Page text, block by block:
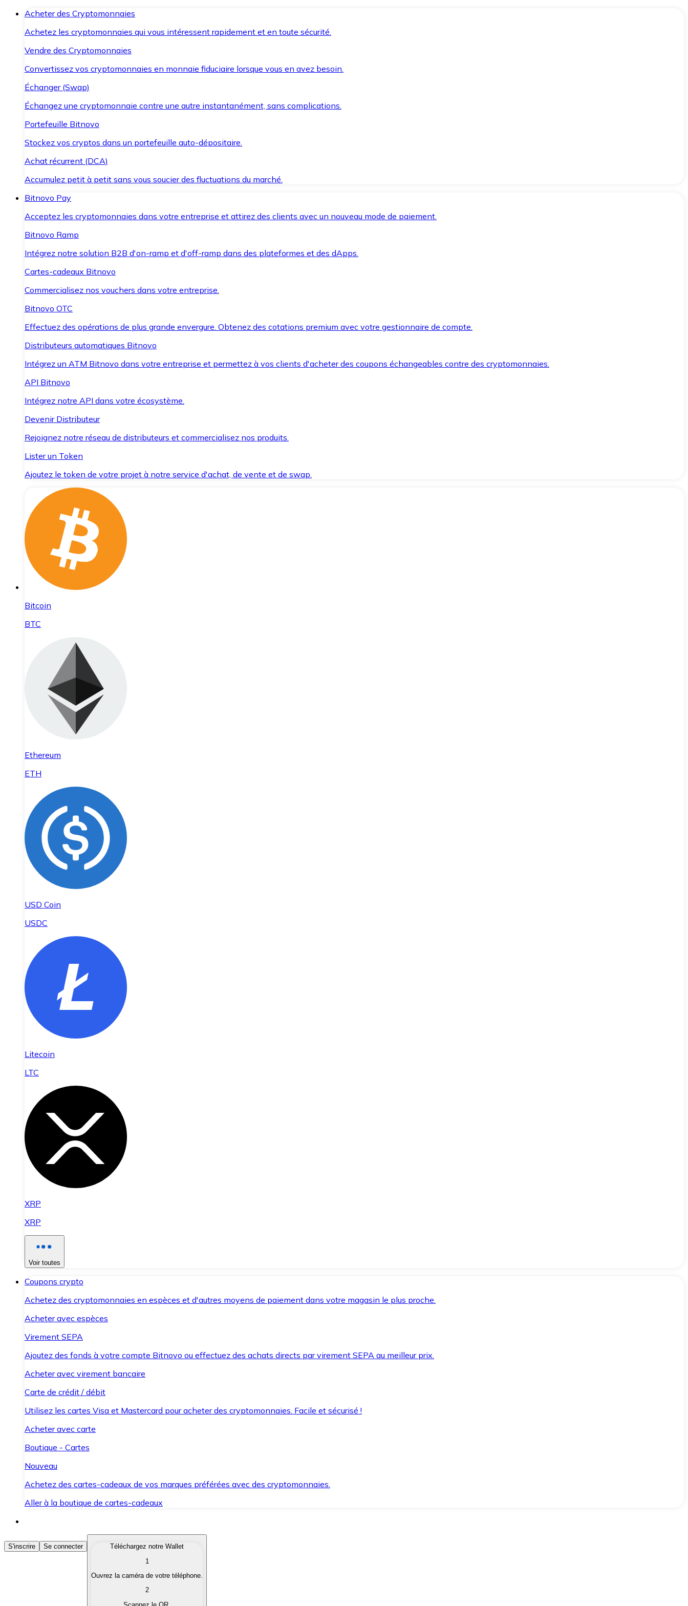
Acheter des Cryptomonnaies
Achetez les cryptomonnaies qui vous intéressent rapidement et en toute sécurité.
Vendre des Cryptomonnaies
Convertissez vos cryptomonnaies en monnaie fiduciaire lorsque vous en avez besoin.
Échanger (Swap)
Échangez une cryptomonnaie contre une autre instantanément, sans complications.
Portefeuille Bitnovo
Stockez vos cryptos dans un portefeuille auto-dépositaire.
Achat récurrent (DCA)
Accumulez petit à petit sans vous soucier des fluctuations du marché.
Bitnovo Pay
Acceptez les cryptomonnaies dans votre entreprise et attirez des clients avec un nouveau mode de paiement.
Bitnovo Ramp
Intégrez notre solution B2B d'on-ramp et d'off-ramp dans des plateformes et des dApps.
Cartes-cadeaux Bitnovo
Commercialisez nos vouchers dans votre entreprise.
Bitnovo OTC
Effectuez des opérations de plus grande envergure. Obtenez des cotations premium avec votre gestionnaire de compte.
Distributeurs automatiques Bitnovo
Intégrez un ATM Bitnovo dans votre entreprise et permettez à vos clients d'acheter des coupons échangeables contre des cryptomonnaies.
API Bitnovo
Intégrez notre API dans votre écosystème.
Devenir Distributeur
Rejoignez notre réseau de distributeurs et commercialisez nos produits.
Lister un Token
Ajoutez le token de votre projet à notre service d'achat, de vente et de swap.
Bitcoin
BTC
Ethereum
ETH
USD Coin
USDC
Litecoin
LTC
XRP
XRP
Voir toutes
Coupons crypto
Achetez des cryptomonnaies en espèces et d'autres moyens de paiement dans votre magasin le plus proche.
Acheter avec espèces
Virement SEPA
Ajoutez des fonds à votre compte Bitnovo ou effectuez des achats directs par virement SEPA au meilleur prix.
Acheter avec virement bancaire
Carte de crédit / débit
Utilisez les cartes Visa et Mastercard pour acheter des cryptomonnaies. Facile et sécurisé !
Acheter avec carte
Boutique - Cartes
Nouveau
Achetez des cartes-cadeaux de vos marques préférées avec des cryptomonnaies.
Aller à la boutique de cartes-cadeaux
Acheter des Cryptomonnaies
Achetez les cryptomonnaies qui vous intéressent rapidement et en toute sécurité.
Convertissez vos cryptomonnaies en monnaie fiduciaire lorsque vous en avez besoin.
S'inscrire Se connecter
Téléchargez notre Wallet
1
Ouvrez la caméra de votre téléphone.
2